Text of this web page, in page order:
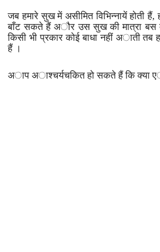
जब हमारे सुख में असीमित विभिन्नायें होती
बाँट सकते हैं अौर उस सुख की मात्रा बस
किसी भी प्रकार कोई बाधा नहीं अाती
हैं ।
अाप अाश्चर्यचकित हो सकते हैं कि क्या